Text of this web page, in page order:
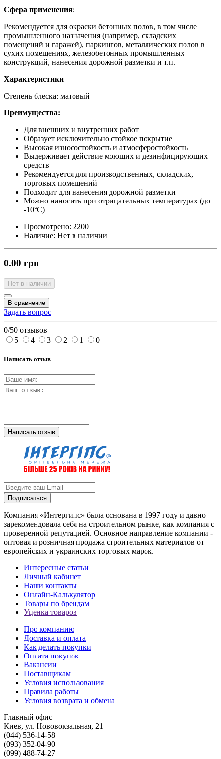
Сфера применения:
Рекомендуется для окраски бетонных полов, в том числе
промышленного назначения (например, складских
помещений и гаражей), паркингов, металлических полов в
сухих помещениях, железобетонных промышленных
конструкций, нанесения дорожной разметки и т.п.
Характеристики
Степень блеска: матовый
Преимущества:
Для внешних и внутренних работ
Образует исключительно стойкое покрытие
Высокая износостойкость и атмосферостойкость
Выдерживает действие моющих и дезинфицирующих
средств
Рекомендуется для производственных, складских,
торговых помещений
Подходит для нанесения дорожной разметки
Можно наносить при отрицательных температурах (до
-10°С)
Просмотрено: 2200
Наличие: Нет в наличии
0.00 грн
Нет в наличии
В сравнение
Задать вопрос
0/50 отзывов
5
4 3 2 1 0
Написать отзыв
Написать отзыв
Подписаться
Компания «Интергипс» была основана в 1997 году и давно
зарекомендовала себя на строительном рынке, как компания с
проверенной репутацией. Основное направление компании -
оптовая и розничная продажа строительных материалов от
европейских и украинских торговых марок.
Интересные статьи
Личный кабинет
Наши контакты
Онлайн-Калькулятор
Товары по брендам
Уценка товаров
Про компанию
Доставка и оплата
Как делать покупки
Оплата покупок
Вакансии
Поставщикам
Условия использования
Правила работы
Условия возврата и обмена
Главный офис
Киев, ул. Нововокзальная, 21
(044) 536-14-58
(093) 352-04-90
(099) 488-74-27